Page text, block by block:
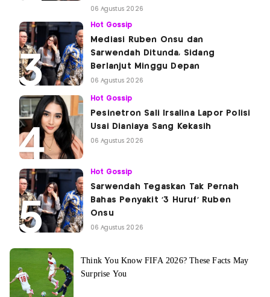
06 Agustus 2026
Hot Gossip
Mediasi Ruben Onsu dan
Sarwendah Ditunda, Sidang
Berlanjut Minggu Depan
06 Agustus 2026
Hot Gossip
Pesinetron Sali Irsalina Lapor Polisi
Usai Dianiaya Sang Kekasih
06 Agustus 2026
Hot Gossip
Sarwendah Tegaskan Tak Pernah
Bahas Penyakit '3 Huruf' Ruben
Onsu
06 Agustus 2026